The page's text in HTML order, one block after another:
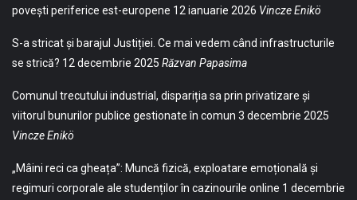
povești periferice est-europene 12 ianuarie 2026 Vincze Enikö
S-a stricat și barajul Justiției. Ce mai vedem când infrastructurile
se strică? 12 decembrie 2025 Răzvan Papasima
Comunul trecutului industrial, dispariția sa prin privatizare și
viitorul bunurilor publice gestionate în comun 3 decembrie 2025
Vincze Enikö
„Mâini reci ca gheața”: Muncă fizică, exploatare emoțională și
regimuri corporale ale studenților în cazinourile online 1 decembrie